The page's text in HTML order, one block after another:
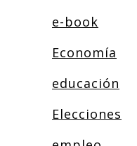
e-book
Economía
educación
Elecciones